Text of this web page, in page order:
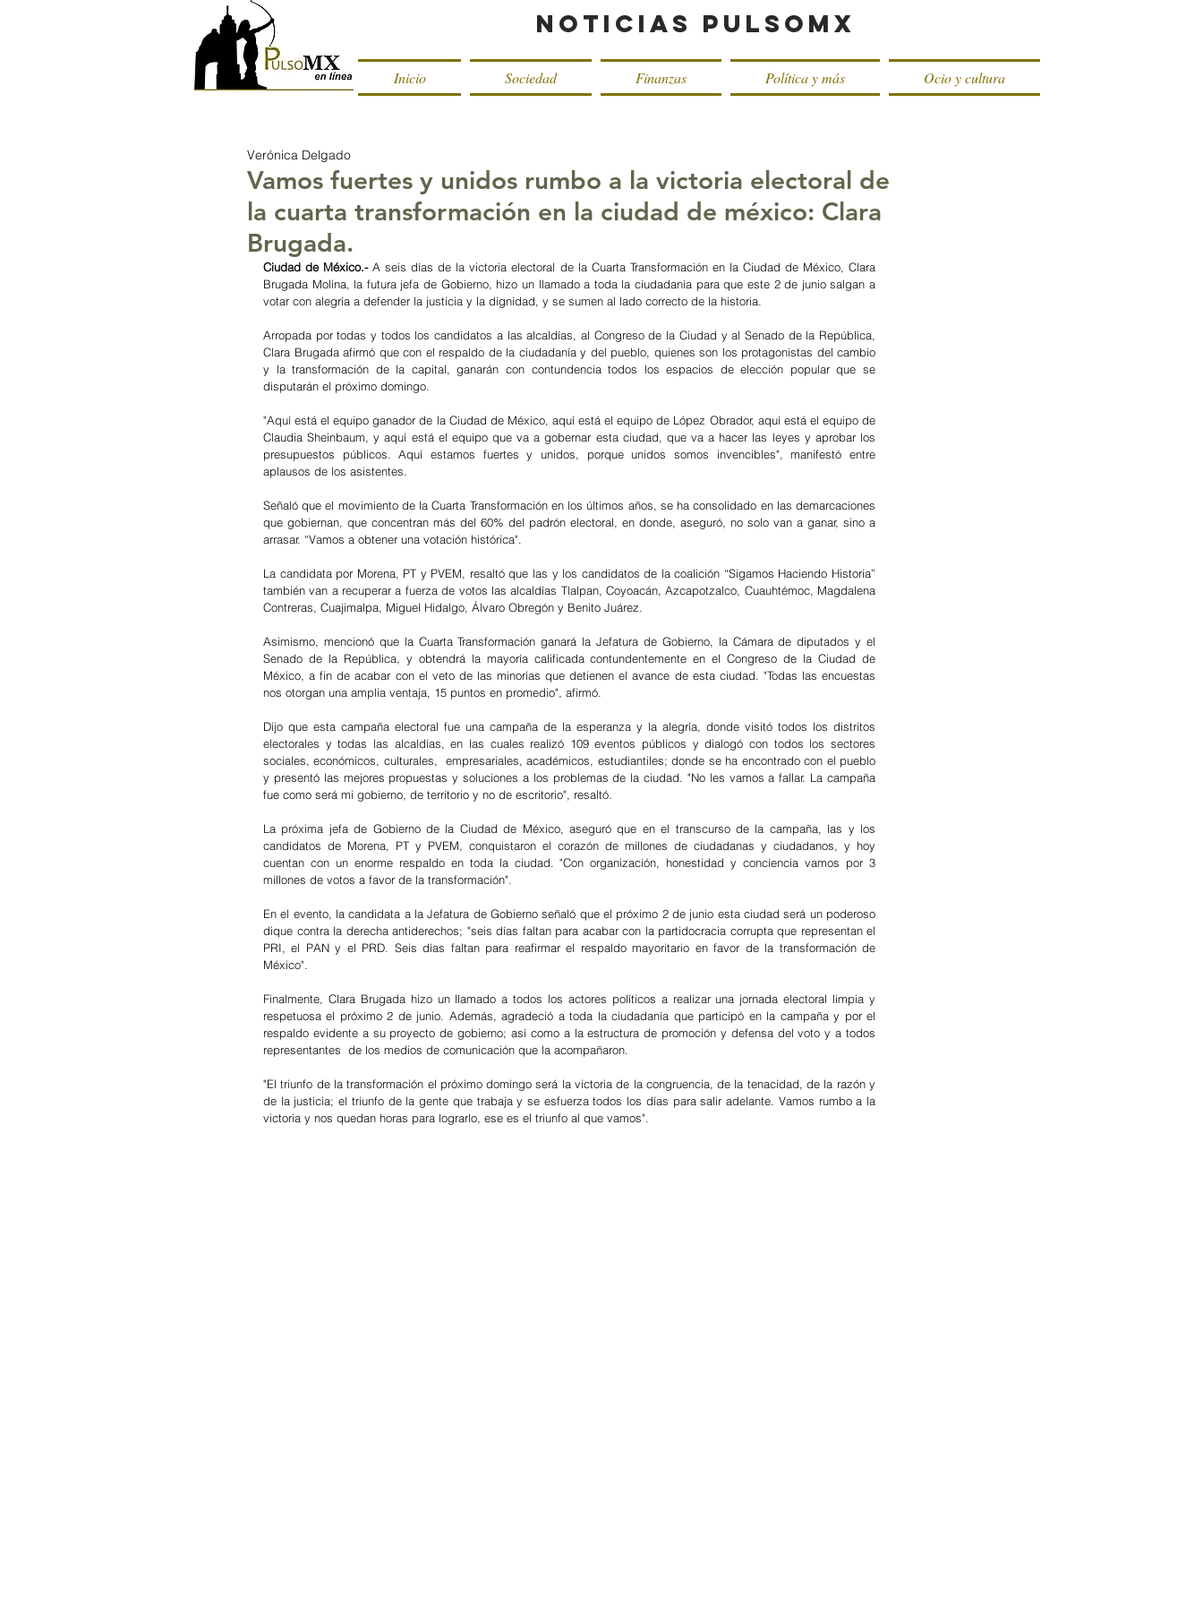
Noticias PulsoMX
Inicio Sociedad Finanzas Política y más Ocio y cultura
Vamos fuertes y unidos rumbo a la victoria electoral de
la cuarta transformación en la ciudad de méxico: Clara
Brugada.
Verónica Delgado
Ciudad de México.- A seis días de la victoria electoral de la Cuarta Transformación en la Ciudad de México, Clara
Brugada Molina, la futura jefa de Gobierno, hizo un llamado a toda la ciudadanía para que este 2 de junio salgan a
votar con alegría a defender la justicia y la dignidad, y se sumen al lado correcto de la historia.
Arropada por todas y todos los candidatos a las alcaldías, al Congreso de la Ciudad y al Senado de la República,
Clara Brugada afirmó que con el respaldo de la ciudadanía y del pueblo, quienes son los protagonistas del cambio
y la transformación de la capital, ganarán con contundencia todos los espacios de elección popular que se
disputarán el próximo domingo.
"Aquí está el equipo ganador de la Ciudad de México, aquí está el equipo de López Obrador, aquí está el equipo de
Claudia Sheinbaum, y aquí está el equipo que va a gobernar esta ciudad, que va a hacer las leyes y aprobar los
presupuestos públicos. Aquí estamos fuertes y unidos, porque unidos somos invencibles", manifestó entre
aplausos de los asistentes.
Señaló que el movimiento de la Cuarta Transformación en los últimos años, se ha consolidado en las demarcaciones
que gobiernan, que concentran más del 60% del padrón electoral, en donde, aseguró, no solo van a ganar, sino a
arrasar. “Vamos a obtener una votación histórica".
La candidata por Morena, PT y PVEM, resaltó que las y los candidatos de la coalición “Sigamos Haciendo Historia”
también van a recuperar a fuerza de votos las alcaldías Tlalpan, Coyoacán, Azcapotzalco, Cuauhtémoc, Magdalena
Contreras, Cuajimalpa, Miguel Hidalgo, Álvaro Obregón y Benito Juárez.
Asimismo, mencionó que la Cuarta Transformación ganará la Jefatura de Gobierno, la Cámara de diputados y el
Senado de la República, y obtendrá la mayoría calificada contundentemente en el Congreso de la Ciudad de
México, a fin de acabar con el veto de las minorías que detienen el avance de esta ciudad. "Todas las encuestas
nos otorgan una amplia ventaja, 15 puntos en promedio", afirmó.
Dijo que esta campaña electoral fue una campaña de la esperanza y la alegría, donde visitó todos los distritos
electorales y todas las alcaldías, en las cuales realizó 109 eventos públicos y dialogó con todos los sectores
sociales, económicos, culturales,  empresariales, académicos, estudiantiles; donde se ha encontrado con el pueblo
y presentó las mejores propuestas y soluciones a los problemas de la ciudad. "No les vamos a fallar. La campaña
fue como será mi gobierno, de territorio y no de escritorio", resaltó.
La próxima jefa de Gobierno de la Ciudad de México, aseguró que en el transcurso de la campaña, las y los
candidatos de Morena, PT y PVEM, conquistaron el corazón de millones de ciudadanas y ciudadanos, y hoy
cuentan con un enorme respaldo en toda la ciudad. "Con organización, honestidad y conciencia vamos por 3
millones de votos a favor de la transformación".
En el evento, la candidata a la Jefatura de Gobierno señaló que el próximo 2 de junio esta ciudad será un poderoso
dique contra la derecha antiderechos; "seis días faltan para acabar con la partidocracia corrupta que representan el
PRI, el PAN y el PRD. Seis días faltan para reafirmar el respaldo mayoritario en favor de la transformación de
México".
Finalmente, Clara Brugada hizo un llamado a todos los actores políticos a realizar una jornada electoral limpia y
respetuosa el próximo 2 de junio. Además, agradeció a toda la ciudadanía que participó en la campaña y por el
respaldo evidente a su proyecto de gobierno; así como a la estructura de promoción y defensa del voto y a todos
representantes  de los medios de comunicación que la acompañaron.
"El triunfo de la transformación el próximo domingo será la victoria de la congruencia, de la tenacidad, de la razón y
de la justicia; el triunfo de la gente que trabaja y se esfuerza todos los días para salir adelante. Vamos rumbo a la
victoria y nos quedan horas para lograrlo, ese es el triunfo al que vamos".